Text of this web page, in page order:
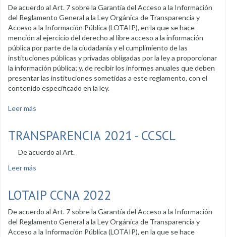
De acuerdo al Art. 7 sobre la Garantía del Acceso a la Información
del Reglamento General a la Ley Orgánica de Transparencia y
Acceso a la Información Pública (LOTAIP), en la que se hace
mención al ejercicio del derecho al libre acceso a la información
pública por parte de la ciudadanía y el cumplimiento de las
instituciones públicas y privadas obligadas por la ley a proporcionar
la información pública; y, de recibir los informes anuales que deben
presentar las instituciones sometidas a este reglamento, con el
contenido especificado en la ley.
Leer más
TRANSPARENCIA 2021 - CCSCL
De acuerdo al Art.
Leer más
LOTAIP CCNA 2022
De acuerdo al Art. 7 sobre la Garantía del Acceso a la Información
del Reglamento General a la Ley Orgánica de Transparencia y
Acceso a la Información Pública (LOTAIP), en la que se hace